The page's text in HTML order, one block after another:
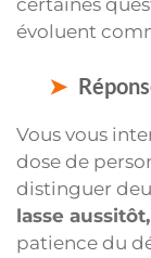
évoluent
Vous vous
dose de
distinguer
lasse
patience du